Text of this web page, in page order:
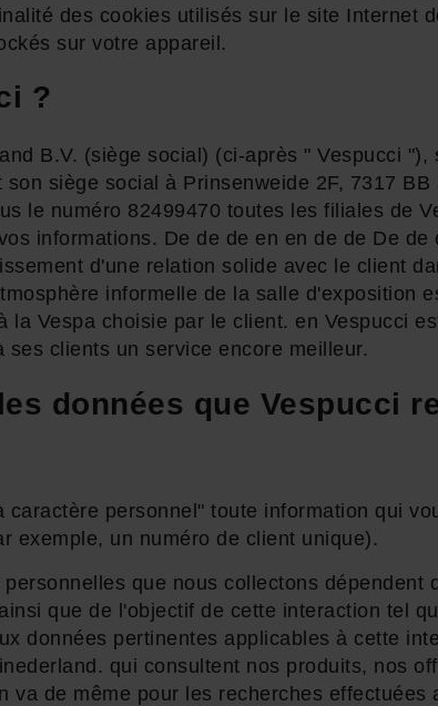
des cookies utilisés sur le site Internet
sur votre appareil.
?
B.V. (siège social) (ci-après " Vespucci
siège social à Prinsenweide 2F, 7317
le numéro 82499470 toutes les filiales de
informations. De de de en en de de De
d'une relation solide avec le client
informelle de la salle d'exposition
la Vespa choisie par le client. en Vespucci
clients un service encore meilleur.
données que Vespucci
caractère personnel" toute information qui
exemple, un numéro de client unique).
que nous collectons dépendent
que de l'objectif de cette interaction tel
données pertinentes applicables à cette
qui consultent nos produits, nos
va de même pour les recherches